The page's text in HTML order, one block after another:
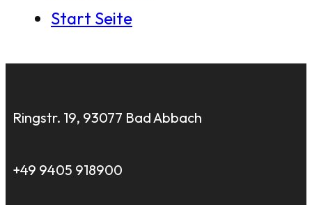
Start Seite
Ringstr. 19, 93077 Bad Abbach
+49 9405 918900